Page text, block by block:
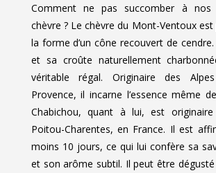
Comment ne pas succomber à nos
chèvre ? Le chèvre du Mont-Ventoux
la forme d’un cône recouvert de
et sa croûte naturellement
véritable régal. Originaire des
Provence, il incarne l’essence même
Chabichou, quant à lui, est
Poitou-Charentes, en France. Il est
moins 10 jours, ce qui lui confère sa
et son arôme subtil. Il peut être